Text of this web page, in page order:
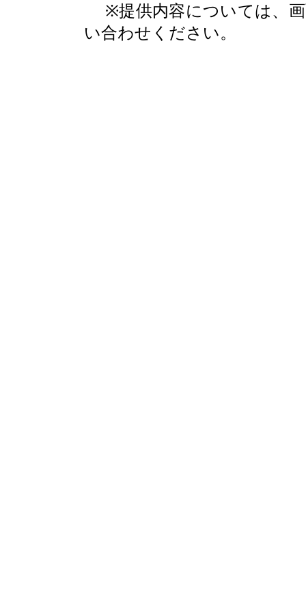
※提供内容については、
い合わせください。